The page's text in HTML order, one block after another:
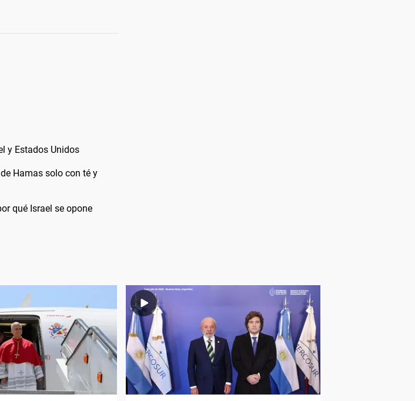
y Estados Unidos
Hamas solo con té y
qué Israel se opone